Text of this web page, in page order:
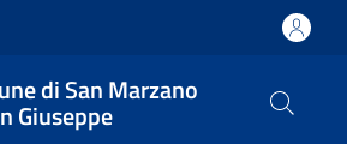
di San Marzano
Giuseppe